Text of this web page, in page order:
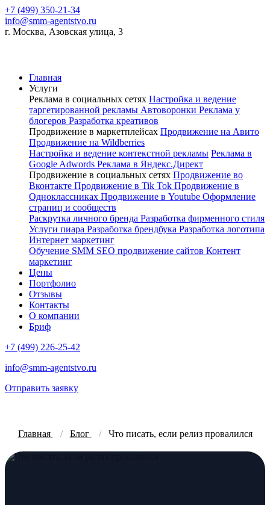
+7 (499) 350-21-34
info@smm-agentstvo.ru
г. Москва, Азовская улица, 3
Главная
Услуги
Реклама в социальных сетях Настройка и ведение
таргетированной рекламы Автоворонки Реклама у
блогеров Разработка креативов
Продвижение в маркетплейсах Продвижение на Авито
Продвижение на Wildberries
Настройка и ведение контекстной рекламы Реклама в
Google Adwords Реклама в Яндекс.Директ
Продвижение в социальных сетях Продвижение во
Вконтакте Продвижение в Tik Tok Продвижение в
Одноклассниках Продвижение в Youtube Оформление
страниц и сообществ
Раскрутка личного бренда Разработка фирменного стиля
Услуги пиара Разработка брендбука Разработка логотипа
Интернет маркетинг
Обучение SMM SEO продвижение сайтов Контент
маркетинг
Цены
Портфолио
Отзывы
Контакты
О компании
Бриф
+7 (499) 226-25-42
info@smm-agentstvo.ru
Отправить заявку
Главная Блог Что писать, если релиз провалился